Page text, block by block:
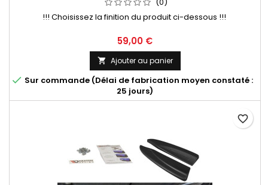
(0)
!!! Choisissez la finition du produit ci-dessous !!!
Prix
59,00 €
 Ajouter au panier
 Sur commande (Délai de fabrication moyen constaté :
25 jours)
favorite_border